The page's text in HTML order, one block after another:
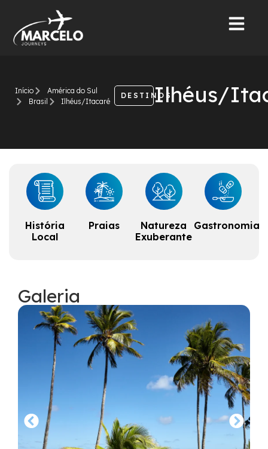
Início
América do Sul
Brasil
Ilhéus/Itacaré
DESTINOSIlhéus/
História
Local
Praias
Natureza
Exuberante
Gastronomia
Galeria